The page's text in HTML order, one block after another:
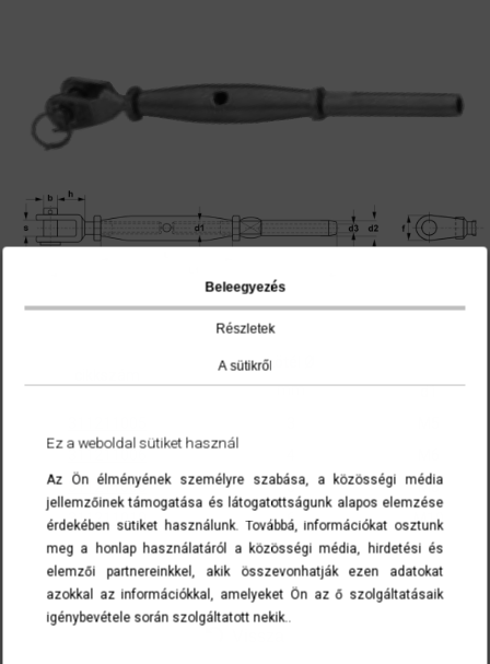
kötél Ø
mm
d1
311211008
5
M8
311211010
6 M10
A cikkszámokra kattintva a termék(ek) az ajánlatkérés menüben
Beleegyezés
Részletek
A sütikről
Ez a weboldal sütiket használ
Az Ön élményének személyre szabása, a közösségi média
jellemzőinek támogatása és látogatottságunk alapos elemzése
érdekében sütiket használunk. Továbbá, információkat osztunk
meg a honlap használatáról a közösségi média, hirdetési és
elemzői partnereinkkel, akik összevonhatják ezen adatokat
azokkal az információkkal, amelyeket Ön az ő szolgáltatásaik
igénybevétele során szolgáltatott nekik..